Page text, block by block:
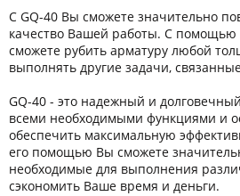
С GQ-40 Вы сможете значительно
качество Вашей работы. С помощью
сможете рубить арматуру любой
выполнять другие задачи,
GQ-40 - это надежный и
всеми необходимыми функциями и
обеспечить максимальную
его помощью Вы сможете
необходимые для выполнения
сэкономить Ваше время и деньги.